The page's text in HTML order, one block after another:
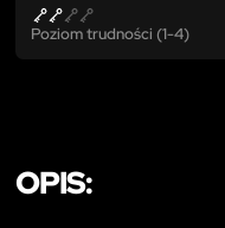
Poziom trudności (1-4)
OPIS: